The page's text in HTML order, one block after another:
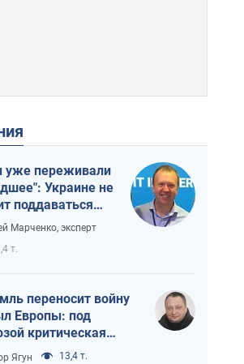
переживали
Украине не
поддаваться
из-за
Марченко, эксперт
т.
переносит войну
Европы: под
критическая
Ягун 13,4 т.